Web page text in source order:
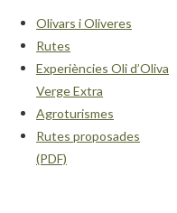
Olivars i Oliveres
Rutes
Experiències Oli d’Oliva
Verge Extra
Agroturismes
Rutes proposades
(PDF)